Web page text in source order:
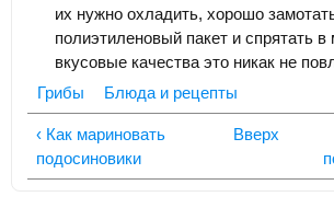
их нужно охладить, хорошо
полиэтиленовый пакет и спрятать в
вкусовые качества это никак не
Грибы
Блюда и рецепты
‹ Как мариновать
подосиновики
Вверх